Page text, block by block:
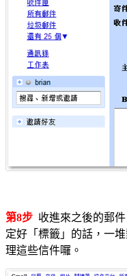
第8步 收進來之後的郵
定好「標籤」的話，一
理這些信件囉。